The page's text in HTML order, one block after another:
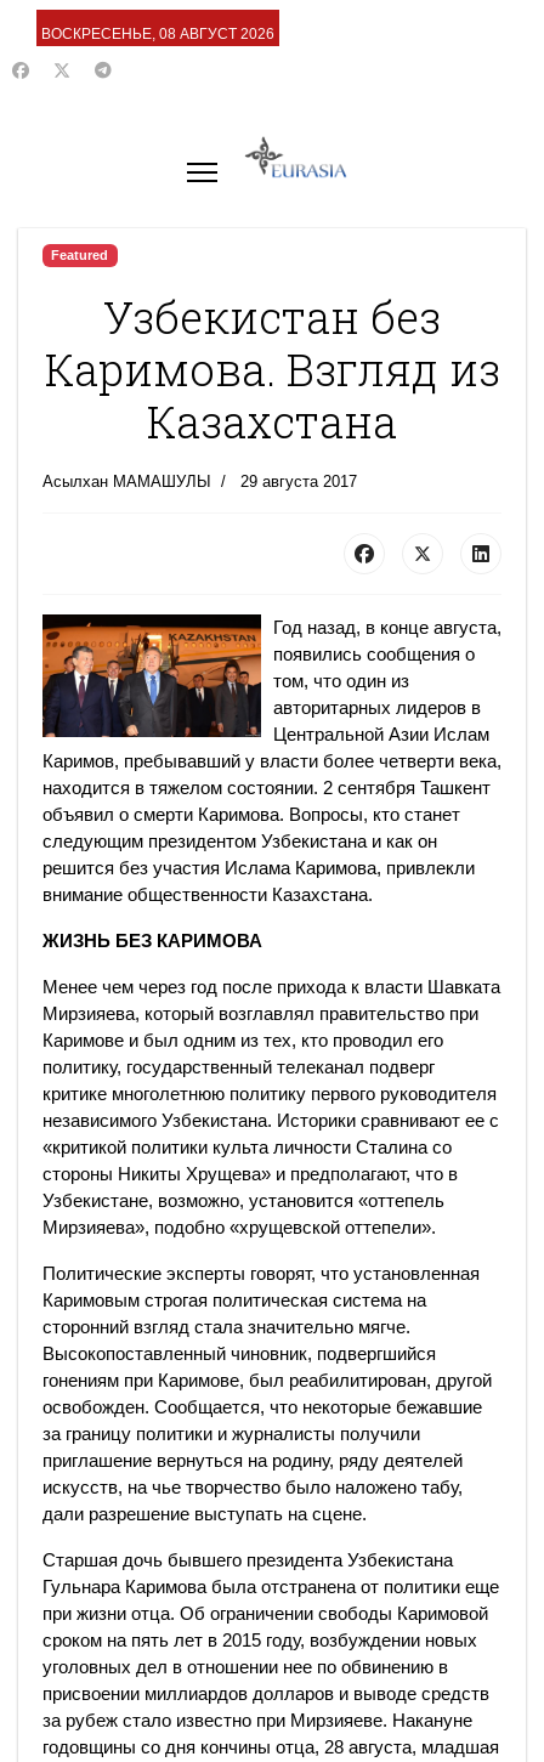
ВОСКРЕСЕНЬЕ, 08 АВГУСТ 2026
Featured
Узбекистан без
Каримова. Взгляд из
Казахстана
Асылхан МАМАШУЛЫ 29 августа 2017
Год назад, в конце августа,
появились сообщения о
том, что один из
авторитарных лидеров в
Центральной Азии Ислам
Каримов, пребывавший у власти более четверти века,
находится в тяжелом состоянии. 2 сентября Ташкент
объявил о смерти Каримова. Вопросы, кто станет
следующим президентом Узбекистана и как он
решится без участия Ислама Каримова, привлекли
внимание общественности Казахстана.
ЖИЗНЬ БЕЗ КАРИМОВА
Менее чем через год после прихода к власти Шавката
Мирзияева, который возглавлял правительство при
Каримове и был одним из тех, кто проводил его
политику, государственный телеканал подверг
критике многолетнюю политику первого руководителя
независимого Узбекистана. Историки сравнивают ее с
«критикой политики культа личности Сталина со
стороны Никиты Хрущева» и предполагают, что в
Узбекистане, возможно, установится «оттепель
Мирзияева», подобно «хрущевской оттепели».
Политические эксперты говорят, что установленная
Каримовым строгая политическая система на
сторонний взгляд стала значительно мягче.
Высокопоставленный чиновник, подвергшийся
гонениям при Каримове, был реабилитирован, другой
освобожден. Сообщается, что некоторые бежавшие
за границу политики и журналисты получили
приглашение вернуться на родину, ряду деятелей
искусств, на чье творчество было наложено табу,
дали разрешение выступать на сцене.
Старшая дочь бывшего президента Узбекистана
Гульнара Каримова была отстранена от политики еще
при жизни отца. Об ограничении свободы Каримовой
сроком на пять лет в 2015 году, возбуждении новых
уголовных дел в отношении нее по обвинению в
присвоении миллиардов долларов и выводе средств
за рубеж стало известно при Мирзияеве. Накануне
годовщины со дня кончины отца, 28 августа, младшая